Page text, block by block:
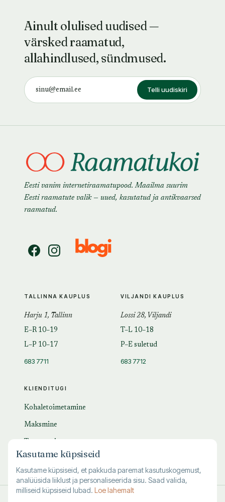
Ainult olulised uudised —
värsked raamatud,
allahindlused, sündmused.
Telli uudiskiri
Eesti vanim internetiraamatupood. Maailma suurim
Eesti raamatute valik — uued, kasutatud ja antikvaarsed
raamatud.
KLIENDITUGI
Kohaletoimetamine
Maksmine
KKK
TALLINNA KAUPLUS
Harju 1, Tallinn
E–R 10–19
L–P 10–17
683 7711
VILJANDI KAUPLUS
Lossi 28, Viljandi
T–L 10–18
P–E suletud
683 7712
Kasutame küpsiseid
Kasutame küpsiseid, et pakkuda paremat kasutuskogemust,
analüüsida liiklust ja personaliseerida sisu. Saad valida,
milliseid küpsiseid lubad. Loe lahemalt